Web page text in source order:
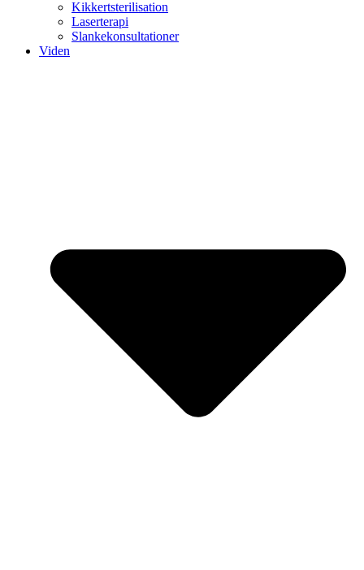
Kikkertsterilisation
Laserterapi
Slankekonsultationer
Viden